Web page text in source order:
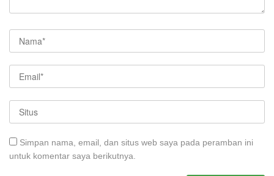
Simpan nama, email, dan situs web saya pada peramban ini
untuk komentar saya berikutnya.